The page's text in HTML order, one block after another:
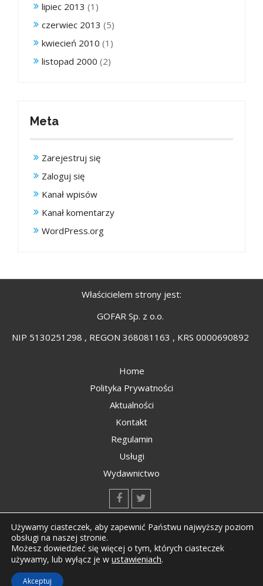
lipiec 2013 (1)
czerwiec 2013 (5)
kwiecień 2010 (1)
listopad 2000 (2)
Meta
Zarejestruj się
Zaloguj się
Kanał wpisów
Kanał komentarzy
WordPress.org
Właścicielem strony jest:
GOFAR Sp. z o.o.
NIP 5130251298 , REGON 368081163 , KRS 0000690892
Home
Polityka Prywatności
Aktualności
Kontakt
Regulamin
Usługi
Wydawnictwo
Copyright © All rights reserved Kompozyty.net
Używamy ciasteczek, aby zapewnić Państwu najwyższy poziom
obsługi na naszej stronie.
Możesz dowiedzieć się więcej o tym, których ciasteczek
używamy, lub wyłącz je w ustawieniach.
Akceptuj